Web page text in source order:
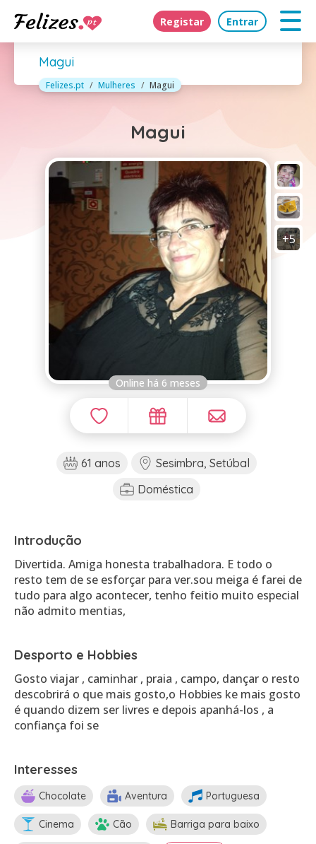
Registar Entrar
Magui
Felizes.pt Mulheres Magui
Magui
+5
Online há 6 meses
61 anos
Sesimbra, Setúbal
Doméstica
Introdução
Divertida. Amiga honesta trabalhadora. E todo o
resto tem de se esforçar para ver.sou meiga é farei de
tudo para algo acontecer, tenho feitio muito especial
não admito mentias,
Desporto e Hobbies
Gosto viajar , caminhar , praia , campo, dançar o resto
descobrirá o que mais gosto,o Hobbies ke mais gosto
é quando dizem ser livres e depois apanhá-los , a
Interesses
Chocolate Aventura Portuguesa
Cinema Cão Barriga para baixo